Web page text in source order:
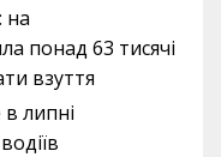
на
понад 63 тисячі
взуття
липні